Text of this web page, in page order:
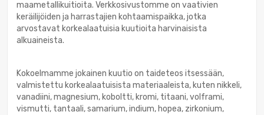
maametallikuitioita. Verkkosivustomme on vaativien
keräilijöiden ja harrastajien kohtaamispaikka, jotka
arvostavat korkealaatuisia kuutioita harvinaisista
alkuaineista.
Kokoelmamme jokainen kuutio on taideteos itsessään,
valmistettu korkealaatuisista materiaaleista, kuten nikkeli,
vanadiini, magnesium, koboltti, kromi, titaani, volframi,
vismutti, tantaali, samarium, indium, hopea, zirkonium,